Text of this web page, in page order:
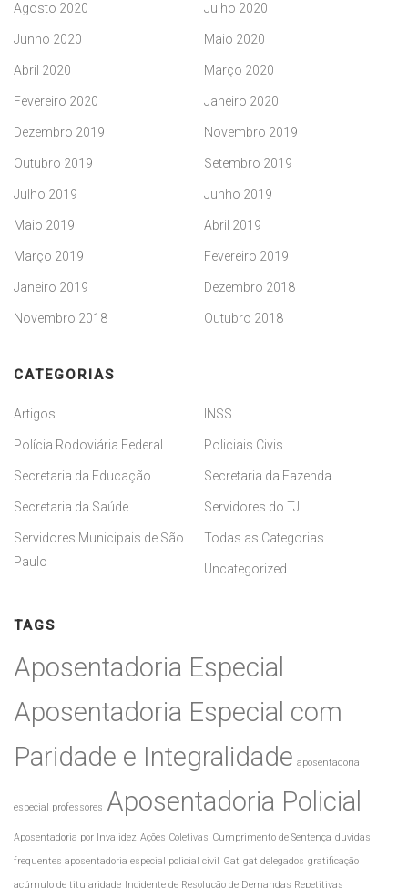
Agosto 2020 Julho 2020
Junho 2020 Maio 2020
Abril 2020 Março 2020
Fevereiro 2020 Janeiro 2020
Dezembro 2019 Novembro 2019
Outubro 2019 Setembro 2019
Julho 2019 Junho 2019
Maio 2019 Abril 2019
Março 2019 Fevereiro 2019
Janeiro 2019 Dezembro 2018
Novembro 2018 Outubro 2018
CATEGORIAS
Artigos INSS
Polícia Rodoviária Federal Policiais Civis
Secretaria da Educação Secretaria da Fazenda
Secretaria da Saúde Servidores do TJ
Servidores Municipais de São
Paulo
Todas as Categorias
Uncategorized
TAGS
Aposentadoria Especial
Aposentadoria Especial com
Paridade e Integralidade aposentadoria
especial professores Aposentadoria Policial
Aposentadoria por Invalidez Ações Coletivas Cumprimento de Sentença duvidas
frequentes aposentadoria especial policial civil Gat gat delegados gratificação
acúmulo de titularidade Incidente de Resolução de Demandas Repetitivas